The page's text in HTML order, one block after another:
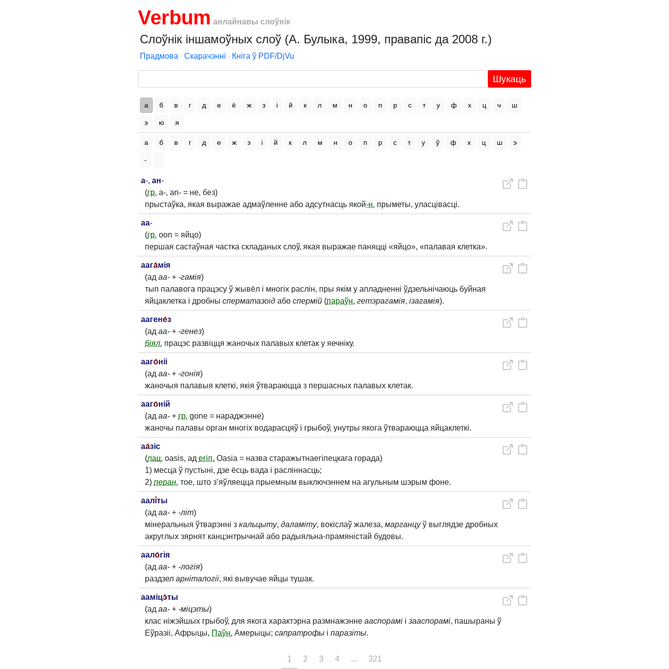
Verbum анлайнавы слоўнік
Слоўнік іншамоўных слоў (А. Булыка, 1999, правапіс да 2008 г.)
Прадмова ∙ Скарачэнні ∙ Кніга ў PDF/DjVu
Шукаць
а б в г д е ё ж з і й к л м н о п р с т у ф х ц ч ш
э ю я
а б в г д е ж з і й к л м н о п р с т у ў ф х ц ш э
-
а-, ан-
(гр. a-, an- = не, без)
прыстаўка, якая выражае адмаўленне або адсутнасць якой-н. прыметы, уласцівасці.
аа-
(гр. oon = яйцо)
першая састаўная частка складаных слоў, якая выражае паняцці «яйцо», «палавая клетка».
аага́мія
(ад аа- + -гамія)
тып палавога працэсу ў жывёл і многіх раслін, пры якім у апладненні ўдзельнічаюць буйная
яйцаклетка і дробны сперматазоід або спермій (параўн. гетэрагамія, ізагамія).
аагене́з
(ад аа- + -генез)
біял. працэс развіцця жаночых палавых клетак у яечніку.
ааго́ніі
(ад аа- + -гонія)
жаночыя палавыя клеткі, якія ўтвараюцца з першасных палавых клетак.
ааго́ній
(ад аа- + гр. gone = нараджэнне)
жаночы палавы орган многіх водарасцяў і грыбоў, унутры якога ўтвараюцца яйцаклеткі.
аа́зіс
(лац. oasis, ад егіп. Oasia = назва старажытнаегіпецкага горада)
1) месца ў пустыні, дзе ёсць вада і расліннасць;
2) перан. тое, што з’яўляецца прыемным выключэннем на агульным шэрым фоне.
аалі́ты
(ад аа- + -літ)
мінеральныя ўтварэнні з кальцыту, даламіту, вокіслаў жалеза, марганцуў выглядзе дробных
акруглых зярнят канцэнтрычнай або радыяльна-прамяністай будовы.
аало́гія
(ад аа- + -логія)
раздзел арніталогіі, які вывучае яйцы тушак.
ааміцэ́ты
(ад аа- + -міцэты)
клас ніжэйшых грыбоў, для якога характэрна размнажэнне ааспорамі і зааспорамі, пашыраны ў
Еўразіі, Афрыцы, Паўн. Амерыцы; сапратрофы і паразіты.
1 2 3 4 ... 321